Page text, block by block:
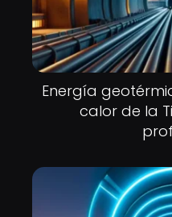
Energía
calor de la